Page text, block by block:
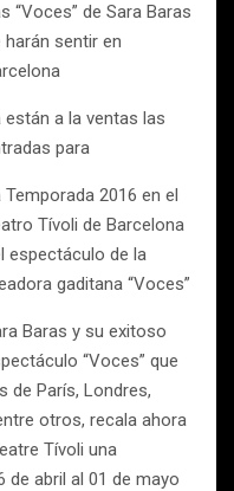
“Voces” de Sara Baras
harán sentir en
están a la ventas las
para
Temporada 2016 en el
Tívoli de Barcelona
espectáculo de la
gaditana “Voces”
Baras y su exitoso
“Voces” que
de París, Londres,
otros, recala ahora
Tívoli una
de abril al 01 de mayo